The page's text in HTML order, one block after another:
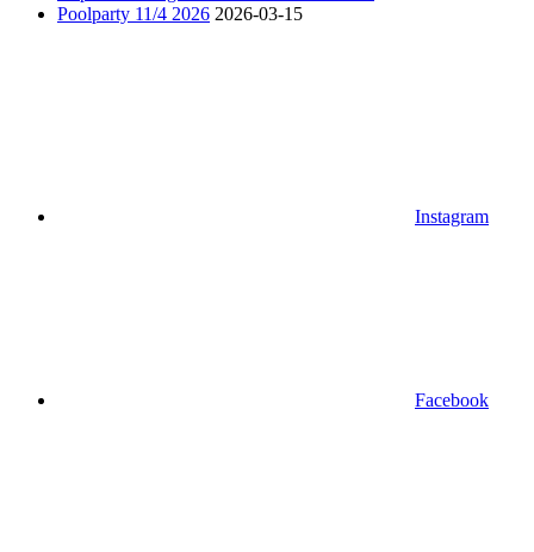
Poolparty 11/4 2026 2026-03-15
Instagram
Facebook